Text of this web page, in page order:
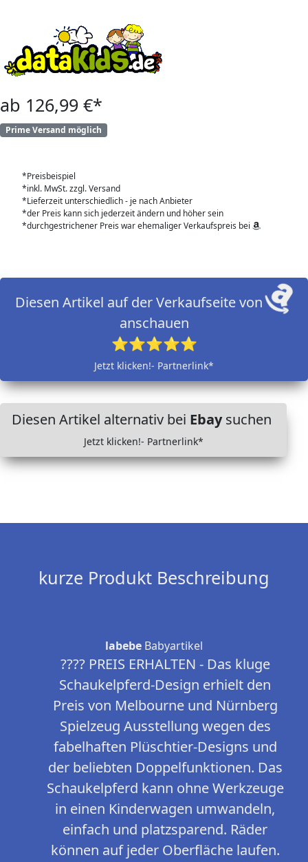
ab 126,99 €*
Prime Versand möglich
*Preisbeispiel
*inkl. MwSt. zzgl. Versand
*Lieferzeit unterschiedlich - je nach Anbieter
*der Preis kann sich jederzeit ändern und höher sein
*durchgestrichener Preis war ehemaliger Verkaufspreis bei
Diesen Artikel auf der Verkaufseite von
anschauen
⭐⭐⭐⭐⭐
Jetzt klicken!- Partnerlink*
Diesen Artikel alternativ bei Ebaysuchen
Jetzt klicken!- Partnerlink*
kurze Produkt Beschreibung
labebe Babyartikel
???? PREIS ERHALTEN - Das kluge
Schaukelpferd-Design erhielt den
Preis von Melbourne und Nürnberg
Spielzeug Ausstellung wegen des
fabelhaften Plüschtier-Designs und
der beliebten Doppelfunktionen. Das
Schaukelpferd kann ohne Werkzeuge
in einen Kinderwagen umwandeln,
einfach und platzsparend. Räder
können auf jeder Oberfläche laufen.